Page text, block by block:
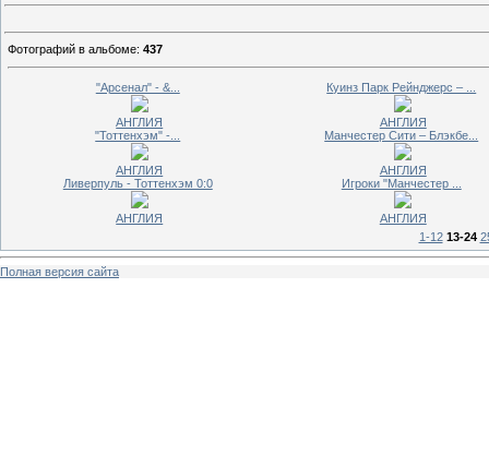
Фотографий в альбоме: 437
"Арсенал" - &...
АНГЛИЯ
Куинз Парк Рейнджерс – ...
АНГЛИЯ
"Тоттенхэм" -...
АНГЛИЯ
Манчестер Сити – Блэкбе...
АНГЛИЯ
Ливерпуль - Тоттенхэм 0:0
АНГЛИЯ
Игроки "Манчестер ...
АНГЛИЯ
1-12 13-24
Полная версия сайта